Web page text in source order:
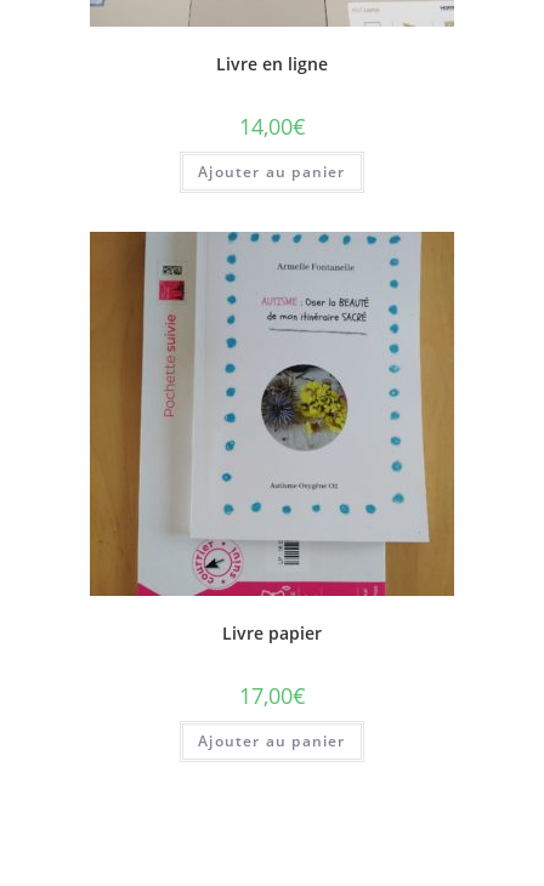
Livre en ligne
14,00€
Ajouter au panier
Livre papier
17,00€
Ajouter au panier